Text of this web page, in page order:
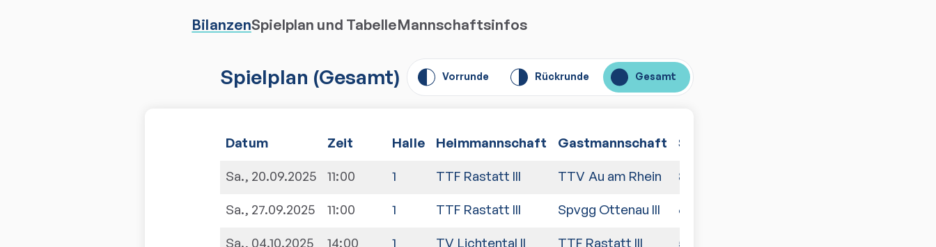
BilanzenSpielplan und TabelleMannschaftsinfos
Spielplan (Gesamt) Vorrunde Rückrunde Gesamt
Datum Zeit Halle Heimmannschaft Gastmannschaft Spiele
Sa., 20.09.2025 11:00 1 TTF Rastatt III TTV Au am Rhein 8:2
Sa., 27.09.2025 11:00 1 TTF Rastatt III Spvgg Ottenau III 6:4
Sa., 04.10.2025 14:00 1 TV Lichtental II TTF Rastatt III 5:5